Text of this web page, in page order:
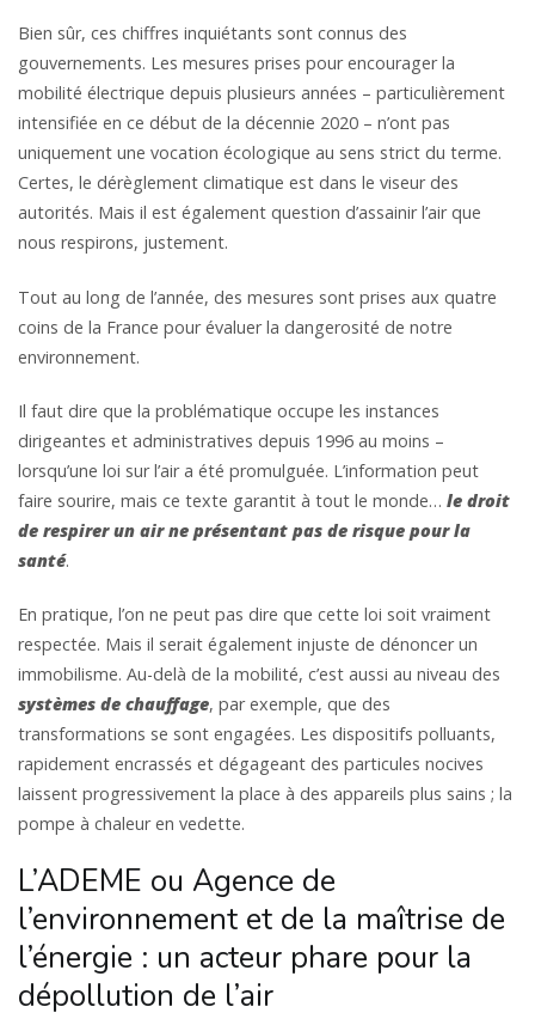
Bien sûr, ces chiffres inquiétants sont connus des
gouvernements. Les mesures prises pour encourager la
mobilité électrique depuis plusieurs années – particulièrement
intensifiée en ce début de la décennie 2020 – n’ont pas
uniquement une vocation écologique au sens strict du terme.
Certes, le dérèglement climatique est dans le viseur des
autorités. Mais il est également question d’assainir l’air que
nous respirons, justement.
Tout au long de l’année, des mesures sont prises aux quatre
coins de la France pour évaluer la dangerosité de notre
environnement.
Il faut dire que la problématique occupe les instances
dirigeantes et administratives depuis 1996 au moins –
lorsqu’une loi sur l’air a été promulguée. L’information peut
faire sourire, mais ce texte garantit à tout le monde… le droit
de respirer un air ne présentant pas de risque pour la
santé.
En pratique, l’on ne peut pas dire que cette loi soit vraiment
respectée. Mais il serait également injuste de dénoncer un
immobilisme. Au-delà de la mobilité, c’est aussi au niveau des
systèmes de chauffage, par exemple, que des
transformations se sont engagées. Les dispositifs polluants,
rapidement encrassés et dégageant des particules nocives
laissent progressivement la place à des appareils plus sains ; la
pompe à chaleur en vedette.
L’ADEME ou Agence de
l’environnement et de la maîtrise de
l’énergie : un acteur phare pour la
dépollution de l’air